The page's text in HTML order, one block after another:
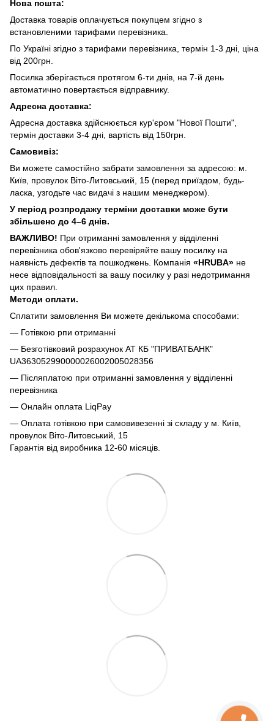
Нова пошта:
Доставка товарів оплачується покупцем згідно з
встановленими тарифами перевізника.
По Україні згідно з тарифами перевізника, термін 1-3 дні, ціна
від 200грн.
Посилка зберігається протягом 6-ти днів, на 7-й день
автоматично повертається відправнику.
Адресна доставка:
Адресна доставка здійснюється кур'єром "Нової Пошти",
термін доставки 3-4 дні, вартість від 150грн.
Самовивіз:
Ви можете самостійно забрати замовлення за адресою: м.
Київ, провулок Віто-Литовський, 15 (перед приїздом, будь-
ласка, узгодьте час видачі з нашим менеджером).
У період розпродажу терміни доставки може бути
збільшено до 4–6 днів.
ВАЖЛИВО! При отриманні замовлення у відділенні
перевізника обов'язково перевіряйте вашу посилку на
наявність дефектів та пошкоджень. Компанія «HRUBA» не
несе відповідальності за вашу посилку у разі недотримання
цих правил.
Методи оплати.
Сплатити замовлення Ви можете декількома способами:
— Готівкою рпи отриманні
— Безготівковий розрахунок АТ КБ "ПРИВАТБАНК"
UA363052990000026002005028356
— Післяплатою при отриманні замовлення у відділенні
перевізника
— Онлайн оплата LiqPay
— Оплата готівкою при самовивезенні зі складу у м. Київ,
провулок Віто-Литовський, 15
Гарантія від виробника 12-60 місяців.